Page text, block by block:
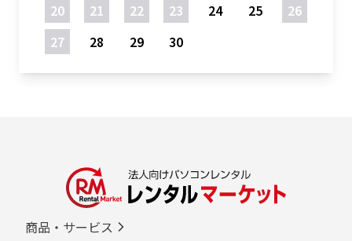
20
21 22 23 24 25
26
27
28 29 30
商品・サービス